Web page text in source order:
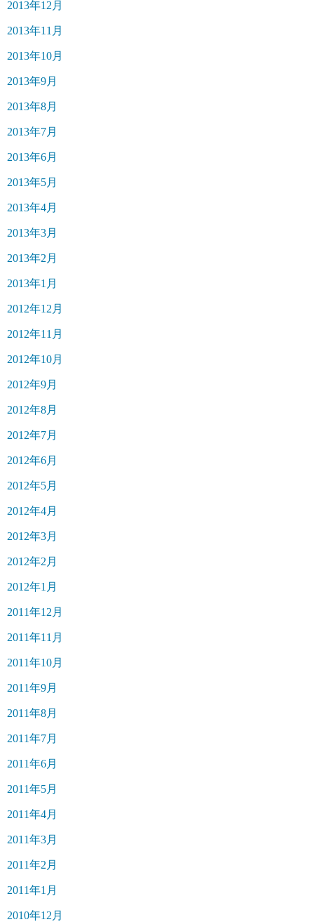
2013年12月
2013年11月
2013年10月
2013年9月
2013年8月
2013年7月
2013年6月
2013年5月
2013年4月
2013年3月
2013年2月
2013年1月
2012年12月
2012年11月
2012年10月
2012年9月
2012年8月
2012年7月
2012年6月
2012年5月
2012年4月
2012年3月
2012年2月
2012年1月
2011年12月
2011年11月
2011年10月
2011年9月
2011年8月
2011年7月
2011年6月
2011年5月
2011年4月
2011年3月
2011年2月
2011年1月
2010年12月